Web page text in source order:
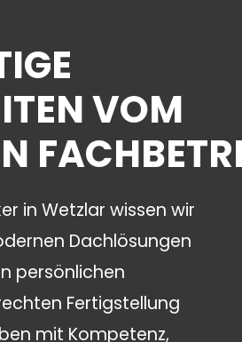
VOM
in Wetzlar wissen wir
Dachlösungen
persönlichen
Fertigstellung
mit Kompetenz,